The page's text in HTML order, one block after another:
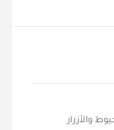
مثل الخيوط والأزرار